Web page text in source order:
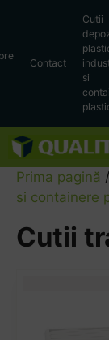
conținut
Contact
Cutii
si
Prima pagină /
si containere
Cutii